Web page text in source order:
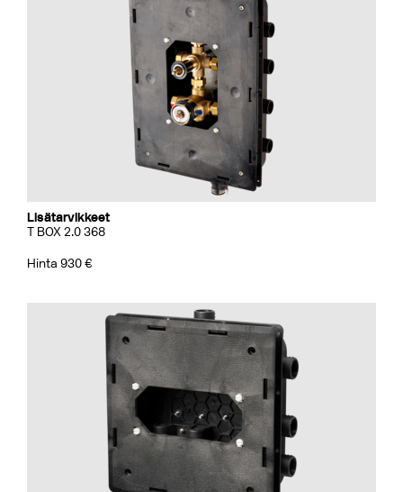
Lisätarvikkeet
T BOX 2.0 368
Hinta 930 €